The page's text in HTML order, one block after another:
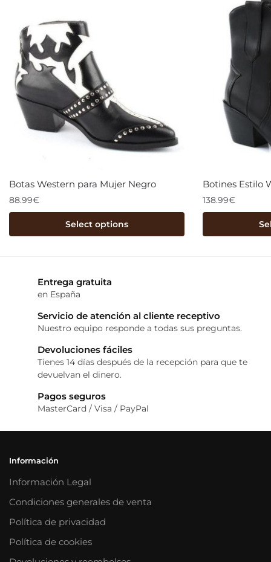
Botas Western para Mujer Negro
88.99€
Select options
Botines Estilo
138.99€
Entrega gratuita
en España
Servicio de atención al cliente receptivo
Nuestro equipo responde a todas sus preguntas.
Devoluciones fáciles
Tienes 14 días después de la recepción para que te
devuelvan el dinero.
Pagos seguros
MasterCard / Visa / PayPal
Información
Información Legal
Condiciones generales de venta
Política de privacidad
Política de cookies